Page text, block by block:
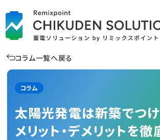
コラム一覧へ戻る
コラム
太陽光発電は新築でつけ
メリット・デメリットを